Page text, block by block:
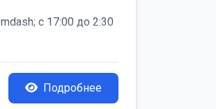
с 17:00 до 2:30
Подробнее